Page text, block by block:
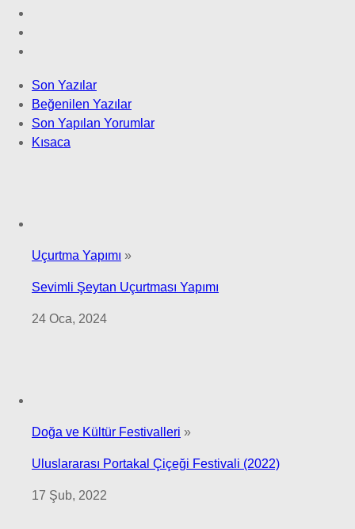
Son Yazılar
Beğenilen Yazılar
Son Yapılan Yorumlar
Kısaca
Uçurtma Yapımı »
Sevimli Şeytan Uçurtması Yapımı
24 Oca, 2024
Doğa ve Kültür Festivalleri »
Uluslararası Portakal Çiçeği Festivali (2022)
17 Şub, 2022